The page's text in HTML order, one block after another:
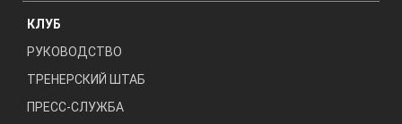
КЛУБ
РУКОВОДСТВО
ТРЕНЕРСКИЙ ШТАБ
ПРЕСС-СЛУЖБА